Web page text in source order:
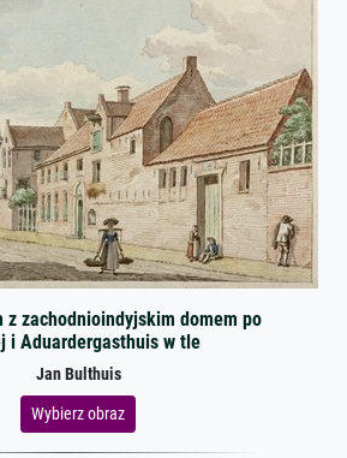
z zachodnioindyjskim domem po
i Aduardergasthuis w tle
Jan Bulthuis
Wybierz obraz